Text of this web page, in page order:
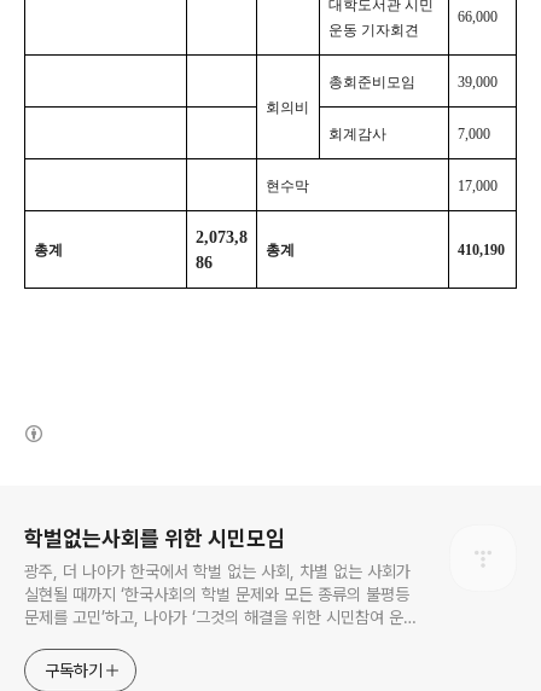
대학도서관 시민
운동 기자회견
66,000
회의비
총회준비모임 39,000
회계감사 7,000
현수막 17,000
총계
2,073,8
86
총계 410,190
학벌없는사회를 위한 시민모임
광주, 더 나아가 한국에서 학벌 없는 사회, 차별 없는 사회가
실현될 때까지 ‘한국사회의 학벌 문제와 모든 종류의 불평등
문제를 고민’하고, 나아가 ‘그것의 해결을 위한 시민참여 운
구독하기